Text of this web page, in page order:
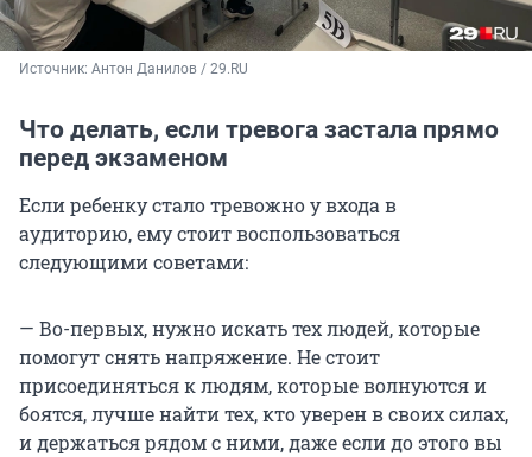
Источник: Антон Данилов / 29.RU
Что делать, если тревога застала прямо
перед экзаменом
Если ребенку стало тревожно у входа в
аудиторию, ему стоит воспользоваться
следующими советами:
— Во-первых, нужно искать тех людей, которые
помогут снять напряжение. Не стоит
присоединяться к людям, которые волнуются и
боятся, лучше найти тех, кто уверен в своих силах,
и держаться рядом с ними, даже если до этого вы